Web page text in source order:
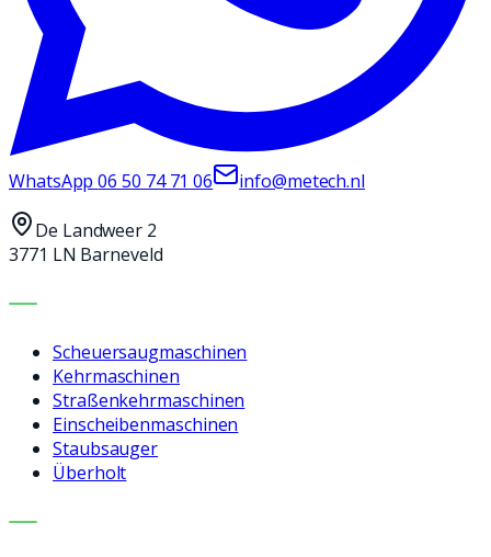
WhatsApp06 50 74 71 06 info@metech.nl
De Landweer 2
3771 LN Barneveld
MASCHINEN
Scheuersaugmaschinen
Kehrmaschinen
Straßenkehrmaschinen
Einscheibenmaschinen
Staubsauger
Überholt
LEISTUNGEN